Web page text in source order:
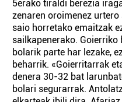
5erako tiraldi berezia
zenaren oroimenez
saio horretako emaitzak
sailkapenerako. Goierriko
bolarik parte har lezake,
beharrik. «Goierritarrak
denera 30-32 bat
bolari segurarrak.